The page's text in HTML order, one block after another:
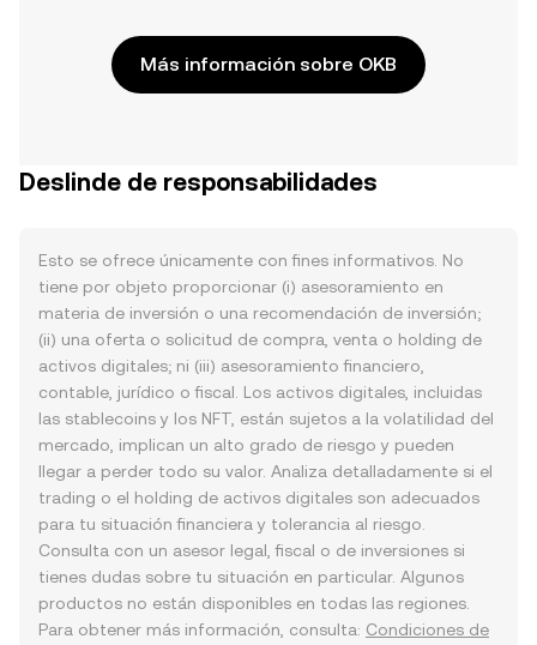
Más información sobre OKB
Deslinde de responsabilidades
Esto se ofrece únicamente con fines informativos. No
tiene por objeto proporcionar (i) asesoramiento en
materia de inversión o una recomendación de inversión;
(ii) una oferta o solicitud de compra, venta o holding de
activos digitales; ni (iii) asesoramiento financiero,
contable, jurídico o fiscal. Los activos digitales, incluidas
las stablecoins y los NFT, están sujetos a la volatilidad del
mercado, implican un alto grado de riesgo y pueden
llegar a perder todo su valor. Analiza detalladamente si el
trading o el holding de activos digitales son adecuados
para tu situación financiera y tolerancia al riesgo.
Consulta con un asesor legal, fiscal o de inversiones si
tienes dudas sobre tu situación en particular. Algunos
productos no están disponibles en todas las regiones.
Para obtener más información, consulta: Condiciones de